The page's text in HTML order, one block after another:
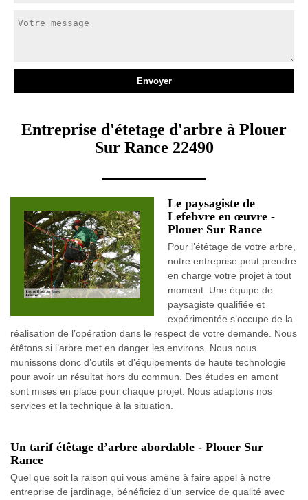
Entreprise d'étetage d'arbre à Plouer
Sur Rance 22490
Le paysagiste de
Lefebvre en œuvre -
Plouer Sur Rance
Pour l’étêtage de votre arbre,
notre entreprise peut prendre
en charge votre projet à tout
moment. Une équipe de
paysagiste qualifiée et
expérimentée s’occupe de la
réalisation de l’opération dans le respect de votre demande. Nous
étêtons si l’arbre met en danger les environs. Nous nous
munissons donc d’outils et d’équipements de haute technologie
pour avoir un résultat hors du commun. Des études en amont
sont mises en place pour chaque projet. Nous adaptons nos
services et la technique à la situation.
Un tarif étêtage d’arbre abordable - Plouer Sur
Rance
Quel que soit la raison qui vous amène à faire appel à notre
entreprise de jardinage, bénéficiez d’un service de qualité avec